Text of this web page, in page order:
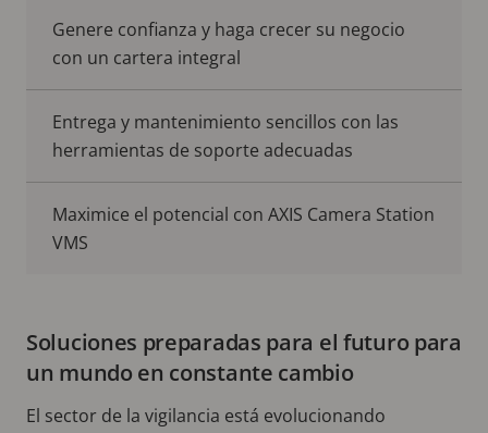
Genere confianza y haga crecer su negocio
con un cartera integral
Entrega y mantenimiento sencillos con las
herramientas de soporte adecuadas
Maximice el potencial con AXIS Camera Station
VMS
Soluciones preparadas para el futuro para
un mundo en constante cambio
El sector de la vigilancia está evolucionando